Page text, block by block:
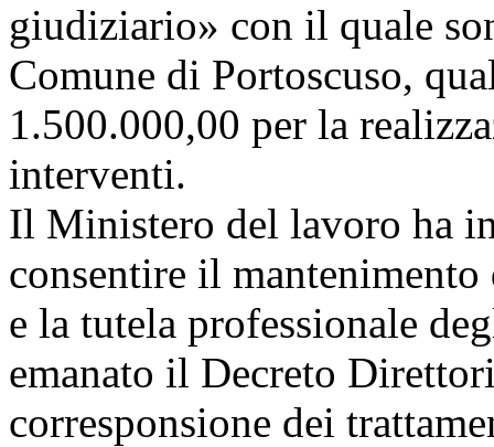
giudiziario» con il quale
Comune di Portoscuso,
1.500.000,00 per la
interventi.
Il Ministero del lavoro ha
consentire il
e la tutela professionale
emanato il Decreto
corresponsione dei